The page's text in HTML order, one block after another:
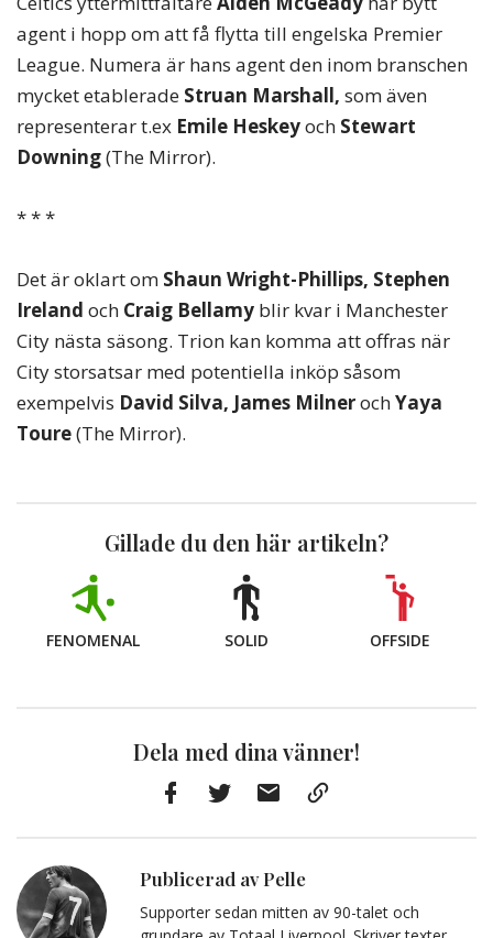
agent i hopp om att få flytta till engelska Premier
League. Numera är hans agent den inom branschen
mycket etablerade Struan Marshall, som även
representerar t.ex Emile Heskeyoch Stewart
Downing(The Mirror).
* * *
Det är oklart om Shaun Wright-Phillips, Stephen
Ireland och Craig Bellamy blir kvar i Manchester
City nästa säsong. Trion kan komma att offras när
City storsatsar med potentiella inköp såsom
exempelvis David Silva, James MilnerochYaya
Toure(The Mirror).
Gillade du den här artikeln?
FENOMENAL SOLID OFFSIDE
Dela med dina vänner!
Publicerad av Pelle
Supporter sedan mitten av 90-talet och